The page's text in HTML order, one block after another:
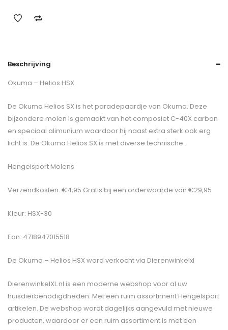
Beschrijving
Okuma – Helios HSX
De Okuma Helios SX is het paradepaardje van Okuma. Deze
bijzondere molen is gemaakt van het composiet C-40X carbon
en speciaal alimunium waardoor hij naast extra sterk ook erg
licht is. De Okuma Helios SX is met diverse technische…
Hengelsport Molens
Verzendkosten: €4,95 Gratis bij een orderwaarde van €29,95
Kleur: HSX-30
Ean: 4718947015518
De Okuma – Helios HSX word verkocht via Dierenwinkelxl
DierenwinkelXL.nl is een moderne webshop voor al uw
huisdierbenodigdheden. Met een ruim assortiment Hengelsport
artikelen. De webshop wordt dagelijks aangevuld met nieuwe
producten, waardoor er een ruim assortiment is met een